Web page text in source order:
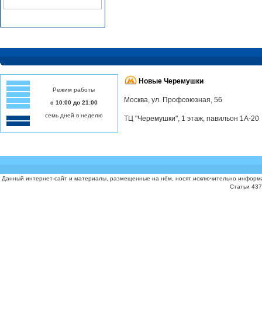
Режим работы
с 10:00 до 21:00
семь дней в неделю
Новые Черемушки
Москва, ул. Профсоюзная, 56
ТЦ "Черемушки", 1 этаж, павильон 1А-20
Данный интернет-сайт и материалы, размещенные на нём, носят исключительно
Статьи